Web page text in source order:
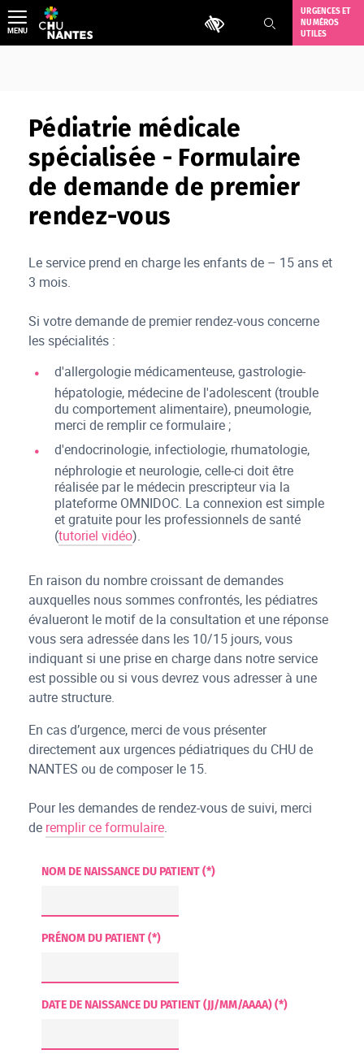
Aller
au
contenu
Outils d'accessibilité
URGENCES ET
NUMÉROS
UTILES
MENU
Pédiatrie médicale
spécialisée - Formulaire
de demande de premier
rendez-vous
Le service prend en charge les enfants de – 15 ans et
3 mois.
Si votre demande de premier rendez-vous concerne
les spécialités :
d'allergologie médicamenteuse, gastrologie-
hépatologie, médecine de l'adolescent (trouble
du comportement alimentaire), pneumologie,
merci de remplir ce formulaire ;
d'endocrinologie, infectiologie, rhumatologie,
néphrologie et neurologie, celle-ci doit être
réalisée par le médecin prescripteur via la
plateforme OMNIDOC. La connexion est simple
et gratuite pour les professionnels de santé
(tutoriel vidéo).
En raison du nombre croissant de demandes
auxquelles nous sommes confrontés, les pédiatres
évalueront le motif de la consultation et une réponse
vous sera adressée dans les 10/15 jours, vous
indiquant si une prise en charge dans notre service
est possible ou si vous devrez vous adresser à une
autre structure.
En cas d’urgence, merci de vous présenter
directement aux urgences pédiatriques du CHU de
NANTES ou de composer le 15.
Pour les demandes de rendez-vous de suivi, merci
de remplir ce formulaire.
NOM DE NAISSANCE DU PATIENT (*)
PRÉNOM DU PATIENT (*)
DATE DE NAISSANCE DU PATIENT (JJ/MM/AAAA) (*)